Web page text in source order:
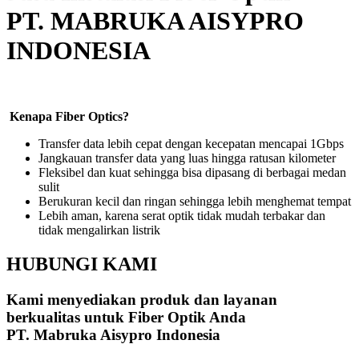
PT. MABRUKA AISYPRO
INDONESIA
Kenapa Fiber Optics?
Transfer data lebih cepat dengan kecepatan mencapai 1Gbps
Jangkauan transfer data yang luas hingga ratusan kilometer
Fleksibel dan kuat sehingga bisa dipasang di berbagai medan
sulit
Berukuran kecil dan ringan sehingga lebih menghemat tempat
Lebih aman, karena serat optik tidak mudah terbakar dan
tidak mengalirkan listrik
HUBUNGI KAMI
Kami menyediakan produk dan layanan
berkualitas untuk Fiber Optik Anda
PT. Mabruka Aisypro Indonesia